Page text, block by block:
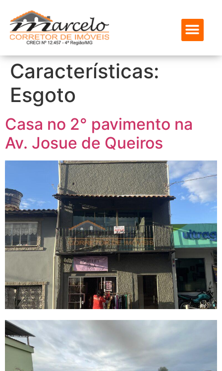
Características:
Esgoto
Casa no 2° pavimento na
Av. Josue de Queiros